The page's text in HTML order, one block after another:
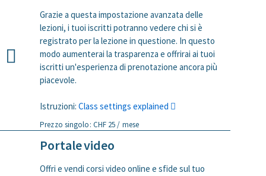
Grazie a questa impostazione avanzata delle
lezioni, i tuoi iscritti potranno vedere chi si è
registrato per la lezione in questione. In questo
modo aumenterai la trasparenza e offrirai ai tuoi
iscritti un'esperienza di prenotazione ancora più
piacevole.
Istruzioni:Class settings explained
Prezzo singolo: CHF 25 / mese
Portale video
Offri e vendi corsi video online e sfide sul tuo